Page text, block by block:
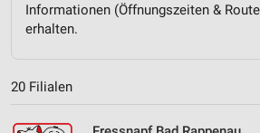
Informationen (Öffnungszeiten &
erhalten.
20 Filialen